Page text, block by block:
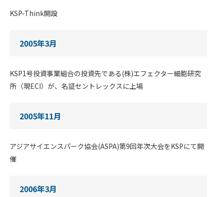
KSP-Think開設
2005年3月
KSP1号投資事業組合の投資先である(株)エフェクター細胞研究
所（現ECI）が、名証セントレックスに上場
2005年11月
アジアサイエンスパーク協会(ASPA)第9回年次大会をKSPにて開
催
2006年3月